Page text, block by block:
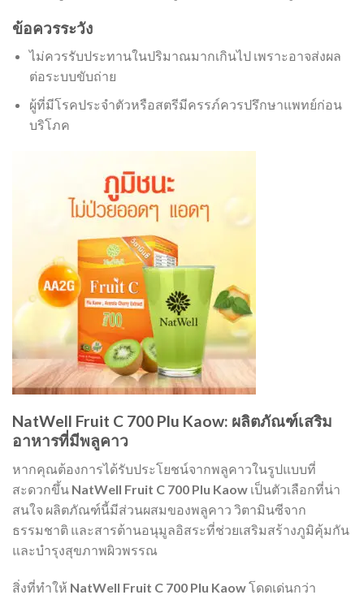
ข้อควรระวัง
ไม่ควรรับประทานในปริมาณมากเกินไป เพราะอาจส่งผล
ต่อระบบขับถ่าย
ผู้ที่มีโรคประจำตัวหรือสตรีมีครรภ์ควรปรึกษาแพทย์ก่อน
บริโภค
NatWell Fruit C 700 Plu Kaow: ผลิตภัณฑ์เสริม
อาหารที่มีพลูคาว
หากคุณต้องการได้รับประโยชน์จากพลูคาวในรูปแบบที่
สะดวกขึ้น NatWell Fruit C 700 Plu Kaow เป็นตัวเลือกที่น่า
สนใจ ผลิตภัณฑ์นี้มีส่วนผสมของพลูคาว วิตามินซีจาก
ธรรมชาติ และสารต้านอนุมูลอิสระที่ช่วยเสริมสร้างภูมิคุ้มกัน
และบำรุงสุขภาพผิวพรรณ
สิ่งที่ทำให้ NatWell Fruit C 700 Plu Kaowโดดเด่นกว่า